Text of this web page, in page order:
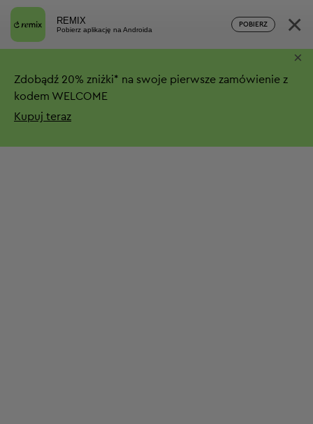
REMIX
Pobierz aplikację na Androida
POBIERZ ×
Zdobądź 20% zniżki* na swoje pierwsze zamówienie z
kodem WELCOME
Kupuj teraz
×